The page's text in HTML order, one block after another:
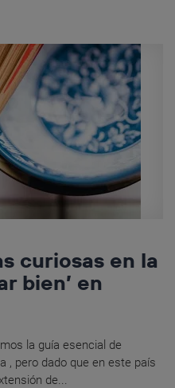
curiosas en la
bien’ en
la guía esencial de
, pero dado que en este país
de...